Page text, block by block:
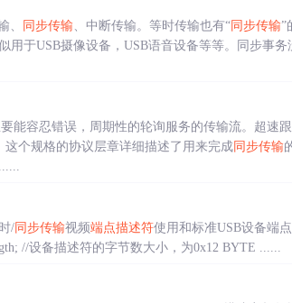
、 同步传输、中断传输。等时传输也有“同步传输”
用于USB摄像设备，USB语音设备等等。同步事
能容忍错误，周期性的轮询服务的传输流。超速
个规格的协议层章详细描述了用来完成同步传输
/同步传输视频端点描述符使用和标准USB设备端
//设备描述符的字节数大小，为0x12 BYTE ......